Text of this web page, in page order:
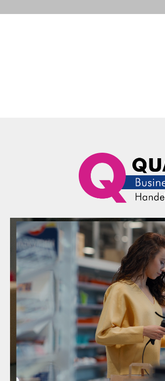
Epson TM m 50II -
C31CK52101